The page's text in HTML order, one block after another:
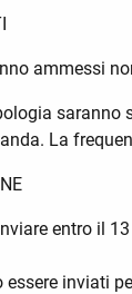
ammessi
La
entro il
inviati